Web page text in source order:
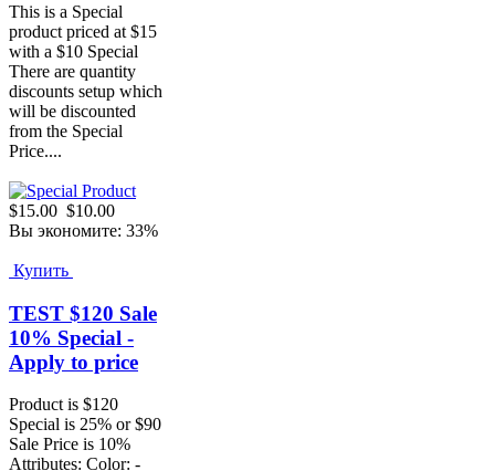
This is a Special
product priced at $15
with a $10 Special
There are quantity
discounts setup which
will be discounted
from the Special
Price....
$15.00 $10.00
Вы экономите: 33%
Купить
TEST $120 Sale
10% Special -
Apply to price
Product is $120
Special is 25% or $90
Sale Price is 10%
Attributes: Color: -